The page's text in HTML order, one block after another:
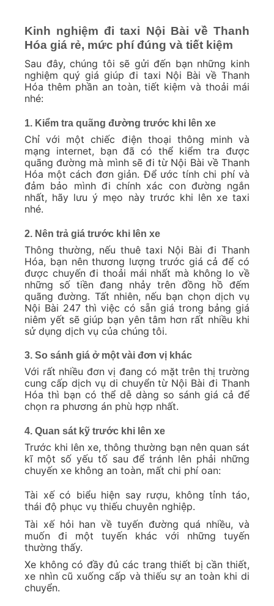
Kinh nghiệm đi taxi Nội Bài về Thanh
Hóa giá rẻ, mức phí đúng và tiết kiệm
Sau đây, chúng tôi sẽ gửi đến bạn những kinh
nghiệm quý giá giúp đi taxi Nội Bài về Thanh
Hóa thêm phần an toàn, tiết kiệm và thoải mái
nhé:
1. Kiểm tra quãng đường trước khi lên xe
Chỉ với một chiếc điện thoại thông minh và
mạng internet, bạn đã có thể kiểm tra được
quãng đường mà mình sẽ đi từ Nội Bài về Thanh
Hóa một cách đơn giản. Để ước tính chi phí và
đảm bảo mình đi chính xác con đường ngắn
nhất, hãy lưu ý mẹo này trước khi lên xe taxi
nhé.
2. Nên trả giá trước khi lên xe
Thông thường, nếu thuê taxi Nội Bài đi Thanh
Hóa, bạn nên thương lượng trước giá cả để có
được chuyến đi thoải mái nhất mà không lo về
những số tiền đang nhảy trên đồng hồ đếm
quãng đường. Tất nhiên, nếu bạn chọn dịch vụ
Nội Bài 247 thì việc có sẵn giá trong bảng giá
niêm yết sẽ giúp bạn yên tâm hơn rất nhiều khi
sử dụng dịch vụ của chúng tôi.
3. So sánh giá ở một vài đơn vị khác
Với rất nhiều đơn vị đang có mặt trên thị trường
cung cấp dịch vụ di chuyển từ Nội Bài đi Thanh
Hóa thì bạn có thể dễ dàng so sánh giá cả để
chọn ra phương án phù hợp nhất.
4. Quan sát kỹ trước khi lên xe
Trước khi lên xe, thông thường bạn nên quan sát
kĩ một số yếu tố sau để tránh lên phải những
chuyến xe không an toàn, mất chi phí oan:
Tài xế có biểu hiện say rượu, không tỉnh táo,
thái độ phục vụ thiếu chuyên nghiệp.
Tài xế hỏi han về tuyến đường quá nhiều, và
muốn đi một tuyến khác với những tuyến
thường thấy.
Xe không có đầy đủ các trang thiết bị cần thiết,
xe nhìn cũ xuống cấp và thiếu sự an toàn khi di
chuyển.